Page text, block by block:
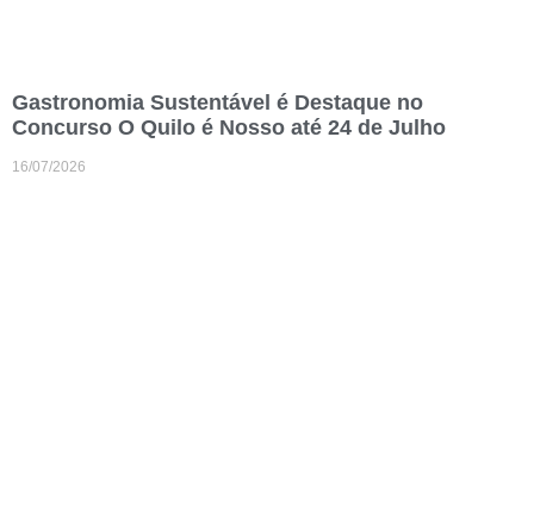
Gastronomia Sustentável é Destaque no
Concurso O Quilo é Nosso até 24 de Julho
16/07/2026